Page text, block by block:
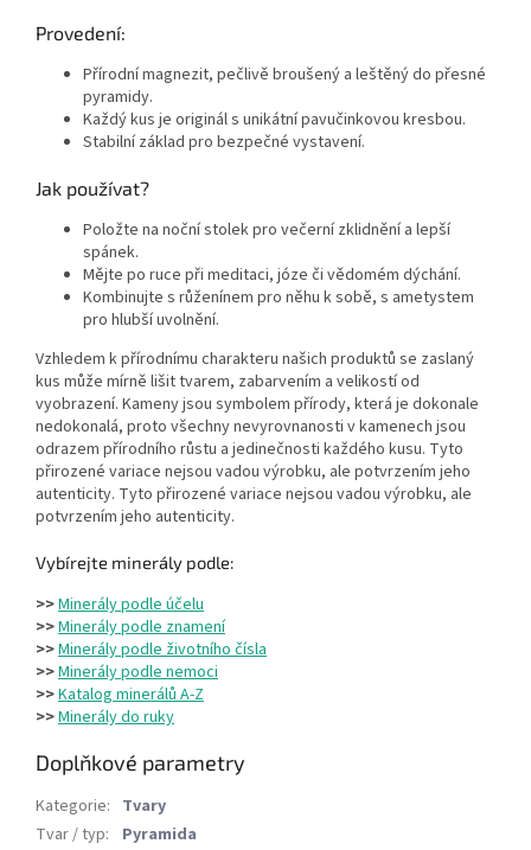
Provedení:
Přírodní magnezit, pečlivě broušený a leštěný do přesné
pyramidy.
Každý kus je originál s unikátní pavučinkovou kresbou.
Stabilní základ pro bezpečné vystavení.
Jak používat?
Položte na noční stolek pro večerní zklidnění a lepší
spánek.
Mějte po ruce při meditaci, józe či vědomém dýchání.
Kombinujte s růženínem pro něhu k sobě, s ametystem
pro hlubší uvolnění.
Vzhledem k přírodnímu charakteru našich produktů se zaslaný
kus může mírně lišit tvarem, zabarvením a velikostí od
vyobrazení. Kameny jsou symbolem přírody, která je dokonale
nedokonalá, proto všechny nevyrovnanosti v kamenech jsou
odrazem přírodního růstu a jedinečnosti každého kusu. Tyto
přirozené variace nejsou vadou výrobku, ale potvrzením jeho
autenticity. Tyto přirozené variace nejsou vadou výrobku, ale
potvrzením jeho autenticity.
Vybírejte minerály podle:
>>Minerály podle účelu
>>Minerály podle znamení
>>Minerály podle životního čísla
>>Minerály podle nemoci
>>Katalog minerálů A-Z
>>Minerály do ruky
Doplňkové parametry
Kategorie: Tvary
Tvar / typ:
Pyramida